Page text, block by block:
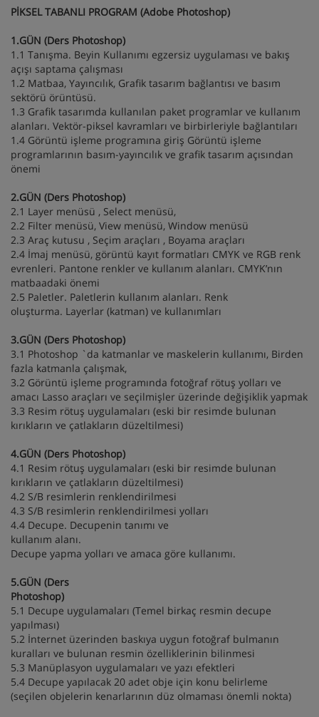
PİKSEL TABANLI PROGRAM (Adobe Photoshop)
1.GÜN (Ders Photoshop)
1.1 Tanışma. Beyin Kullanımı egzersiz uygulaması ve bakış
açışı saptama çalışması
1.2 Matbaa, Yayıncılık, Grafik tasarım bağlantısı ve basım
sektörü örüntüsü.
1.3 Grafik tasarımda kullanılan paket programlar ve kullanım
alanları. Vektör-piksel kavramları ve birbirleriyle bağlantıları
1.4 Görüntü işleme programına giriş Görüntü işleme
programlarının basım-yayıncılık ve grafik tasarım açısından
önemi
2.GÜN (Ders Photoshop)
2.1 Layer menüsü , Select menüsü,
2.2 Filter menüsü, View menüsü, Window menüsü
2.3 Araç kutusu , Seçim araçları , Boyama araçları
2.4 İmaj menüsü, görüntü kayıt formatları CMYK ve RGB renk
evrenleri. Pantone renkler ve kullanım alanları. CMYK’nın
matbaadaki önemi
2.5 Paletler. Paletlerin kullanım alanları. Renk
oluşturma. Layerlar (katman) ve kullanımları
3.GÜN (Ders Photoshop)
3.1 Photoshop `da katmanlar ve maskelerin kullanımı, Birden
fazla katmanla çalışmak,
3.2 Görüntü işleme programında fotoğraf rötuş yolları ve
amacı Lasso araçları ve seçilmişler üzerinde değişiklik yapmak
3.3 Resim rötuş uygulamaları (eski bir resimde bulunan
kırıkların ve çatlakların düzeltilmesi)
4.GÜN (Ders Photoshop)
4.1 Resim rötuş uygulamaları (eski bir resimde bulunan
kırıkların ve çatlakların düzeltilmesi)
4.2 S/B resimlerin renklendirilmesi
4.3 S/B resimlerin renklendirilmesi yolları
4.4 Decupe. Decupenin tanımı ve
kullanım alanı.
Decupe yapma yolları ve amaca göre kullanımı.
5.GÜN (Ders
Photoshop)
5.1 Decupe uygulamaları (Temel birkaç resmin decupe
yapılması)
5.2 İnternet üzerinden baskıya uygun fotoğraf bulmanın
kuralları ve bulunan resmin özelliklerinin bilinmesi
5.3 Manüplasyon uygulamaları ve yazı efektleri
5.4 Decupe yapılacak 20 adet obje için konu belirleme
(seçilen objelerin kenarlarının düz olmaması önemli nokta)